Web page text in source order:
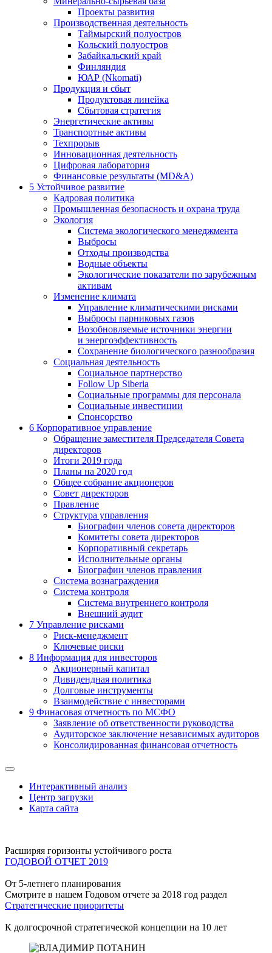
Проекты развития
Производственная деятельность
Таймырский полуостров
Кольский полуостров
Забайкальский край
Финляндия
ЮАР (Nkomati)
Продукция и сбыт
Продуктовая линейка
Сбытовая стратегия
Энергетические активы
Транспортные активы
Техпрорыв
Инновационная деятельность
Цифровая лаборатория
Финансовые результаты (MD&A)
5 Устойчивое развитие
Кадровая политика
Промышленная безопасность и охрана труда
Экология
Система экологического менеджмента
Выбросы
Отходы производства
Водные объекты
Экологические показатели по зарубежным
активам
Изменение климата
Управление климатическими рисками
Выбросы парниковых газов
Возобновляемые источники энергии
и энергоэффективность
Сохранение биологического разнообразия
Социальная деятельность
Социальное партнерство
Follow Up Siberia
Социальные программы для персонала
Социальные инвестиции
Спонсорство
6 Корпоративное управление
Обращение заместителя Председателя Совета
директоров
Итоги 2019 года
Планы на 2020 год
Общее собрание акционеров
Совет директоров
Правление
Структура управления
Биографии членов совета директоров
Комитеты совета директоров
Корпоративный секретарь
Исполнительные органы
Биографии членов правления
Система вознаграждения
Система контроля
Система внутреннего контроля
Внешний аудит
7 Управление рисками
Риск-менеджмент
Ключевые риски
8 Информация для инвесторов
Акционерный капитал
Дивидендная политика
Долговые инструменты
Взаимодействие с инвеcторами
9 Финасовая отчетность по МСФО
Заявление об ответственности руководства
Аудиторское заключение независимых аудиторов
Консолидированная финансовая отчетность
Интерактивный анализ
Центр загрузки
Карта сайта
Расширяя горизонты устойчивого роста
ГОДОВОЙ ОТЧЕТ 2019
От 5-летнего планирования
Смотрите в нашем Годовом отчете за 2018 год раздел
Стратегические приоритеты
К долгосрочной стратегической концепции на 10 лет